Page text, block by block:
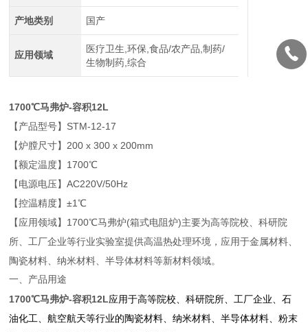
产地类别 国产
应用领域
医疗卫生,环保,食品/农产品,制药/
生物制药,综合
1700℃马弗炉-容积12L
【产品型号】STM-12-17
【炉膛尺寸】200 x 300 x 200mm
【额定温度】1700℃
【电源电压】AC220V/50Hz
【控温精度】±1℃
【应用领域】1700℃马弗炉(箱式电阻炉)主要为高等院校、科研院
所、工厂企业等行业实验室提供高温热处理环境，应用于金属材料、
陶瓷材料、纳米材料、半导体材料等新材料领域。
一、产品用途
1700℃马弗炉-容积12L应用于高等院校、科研院所、工厂企业、石
油化工、航空航天等行业的陶瓷材料、纳米材料、半导体材料、粉末